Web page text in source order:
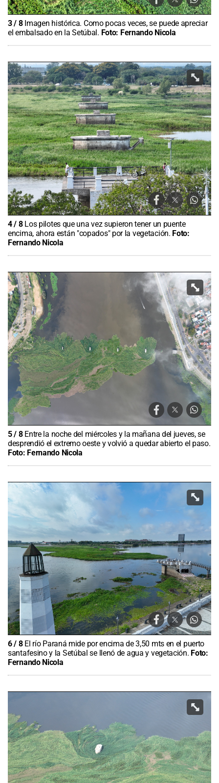
3/ 8 Imagen histórica. Como pocas veces, se puede apreciar
el embalsado en la Setúbal. Foto: Fernando Nicola
4/ 8 Los pilotes que una vez supieron tener un puente
encima, ahora están "copados" por la vegetación. Foto:
Fernando Nicola
5/ 8 Entre la noche del miércoles y la mañana del jueves, se
desprendió el extremo oeste y volvió a quedar abierto el paso.
Foto: Fernando Nicola
6/ 8 El río Paraná mide por encima de 3,50 mts en el puerto
santafesino y la Setúbal se llenó de agua y vegetación. Foto:
Fernando Nicola